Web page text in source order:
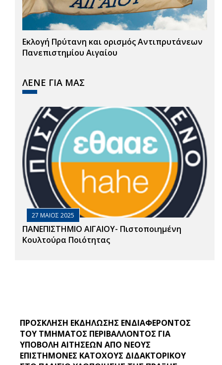
Εκλογή Πρύτανη και ορισμός Αντιπρυτάνεων
Πανεπιστημίου Αιγαίου
ΛΕΝΕ ΓΙΑ ΜΑΣ
27 ΜΑΙΟΣ 2025
ΠΑΝΕΠΙΣΤΗΜΙΟ ΑΙΓΑΙΟΥ- Πιστοποιημένη
Κουλτούρα Ποιότητας
ΠΡΟΣΚΛΗΣΗ ΕΚΔΗΛΩΣΗΣ ΕΝΔΙΑΦΕΡΟΝΤΟΣ
ΤΟΥ ΤΜΗΜΑΤΟΣ ΠΕΡΙΒΑΛΛΟΝΤΟΣ ΓΙΑ
ΥΠΟΒΟΛΗ ΑΙΤΗΣΕΩΝ ΑΠΟ ΝΕΟΥΣ
ΕΠΙΣΤΗΜΟΝΕΣ ΚΑΤΟΧΟΥΣ ΔΙΔΑΚΤΟΡΙΚΟΥ